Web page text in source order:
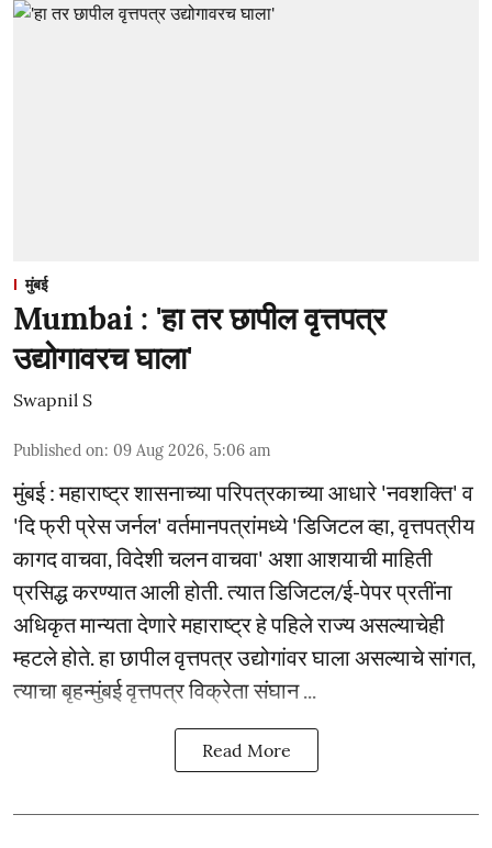
मुंबई
Mumbai : 'हा तर छापील वृत्तपत्र
उद्योगावरच घाला'
Swapnil S
Published on: 09 Aug 2026, 5:06 am
मुंबई : महाराष्ट्र शासनाच्या परिपत्रकाच्या आधारे 'नवशक्ति' व
'दि फ्री प्रेस जर्नल' वर्तमानपत्रांमध्ये 'डिजिटल व्हा, वृत्तपत्रीय
कागद वाचवा, विदेशी चलन वाचवा' अशा आशयाची माहिती
प्रसिद्ध करण्यात आली होती. त्यात डिजिटल/ई-पेपर प्रतींना
अधिकृत मान्यता देणारे महाराष्ट्र हे पहिले राज्य असल्याचेही
म्हटले होते. हा छापील वृत्तपत्र उद्योगांवर घाला असल्याचे सांगत,
त्याचा बृहन्मुंबई वृत्तपत्र विक्रेता संघान ...
Read More